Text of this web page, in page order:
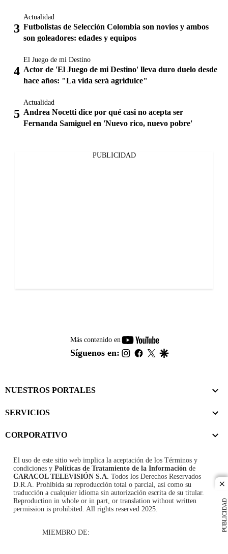
PUBLICIDAD
Actualidad
Futbolistas de Selección Colombia son novios y ambos
son goleadores: edades y equipos
El Juego de mi Destino
Actor de 'El Juego de mi Destino' lleva duro duelo desde
hace años: "La vida será agridulce"
Actualidad
Andrea Nocetti dice por qué casi no acepta ser
Fernanda Samiguel en 'Nuevo rico, nuevo pobre'
PUBLICIDAD
Más contenido en
youtube-
footer
Síguenos en: instagram
facebook
twitter
NUESTROS PORTALES
SERVICIOS
CORPORATIVO
El uso de este sitio web implica la aceptación de los Términos y
condiciones y Políticas de Tratamiento de la Información de
CARACOL TELEVISIÓN S.A. Todos los Derechos Reservados
D.R.A. Prohibida su reproducción total o parcial, así como su
traducción a cualquier idioma sin autorización escrita de su titular.
Reproduction in whole or in part, or translation without written
permission is prohibited. All rights reserved 2025.
MIEMBRO DE: